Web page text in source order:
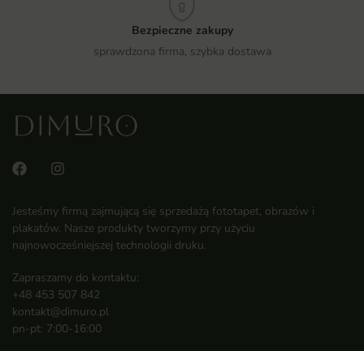
Bezpieczne zakupy
sprawdzona firma, szybka dostawa
Jesteśmy firmą zajmującą się sprzedażą fototapet, obrazów i
plakatów. Nasze produkty tworzymy przy użyciu
najnowocześniejszej technologii druku.
Zapraszamy do kontaktu:
+48 453 507 842
kontakt@dimuro.pl
pn-pt: 7:00-16:00